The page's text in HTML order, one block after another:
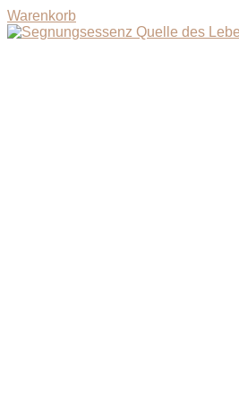
Warenkorb